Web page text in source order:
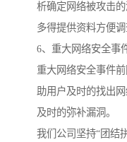
析确定网络被攻击
多得提供资料方便调
6、重大网络安全事
重大网络安全事件
助用户及时的找出
及时的弥补漏洞。
我们公司坚持“团结